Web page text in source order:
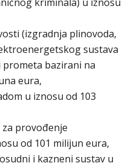
(izgradnja plinovoda,
sustava
bazirani na
eura,
u iznosu od 103
provođenje
od 101 milijun eura,
i kazneni sustav u